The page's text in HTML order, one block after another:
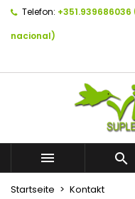
Telefon:
nacional)
 
Startseite Kontakt
As minhas
Wunschliste
Name der
Anmelden
Sie müssen
Wunschliste